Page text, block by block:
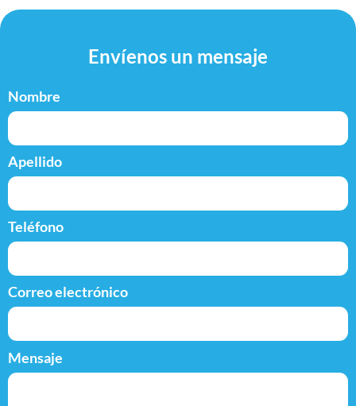
Envíenos un mensaje
Nombre
Apellido
Teléfono
Correo electrónico
Mensaje